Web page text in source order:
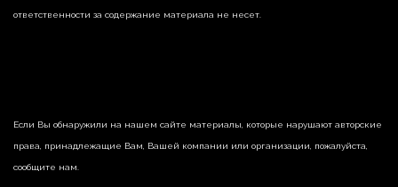
ответственности за содержание материала не несет.
Если Вы обнаружили на нашем сайте материалы, которые нарушают авторские
права, принадлежащие Вам, Вашей компании или организации, пожалуйста,
сообщите нам.